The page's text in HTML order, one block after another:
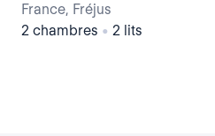
France, Fréjus
2 chambres • 2 lits